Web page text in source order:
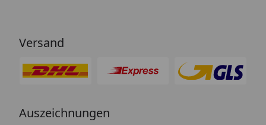
Versand
Auszeichnungen